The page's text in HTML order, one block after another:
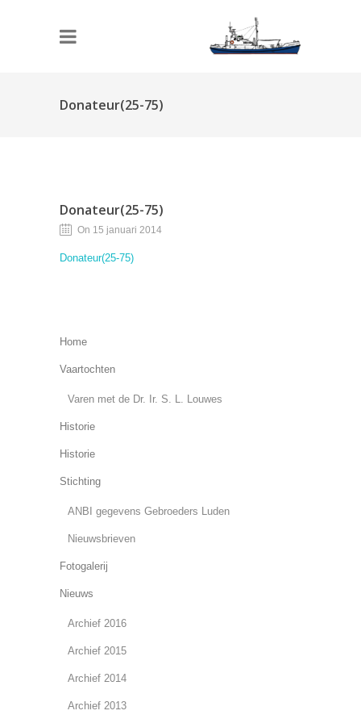
Donateur(25-75)
Donateur(25-75)
On 15 januari 2014
Donateur(25-75)
Home
Vaartochten
Varen met de Dr. Ir. S. L. Louwes
Historie
Historie
Stichting
ANBI gegevens Gebroeders Luden
Nieuwsbrieven
Fotogalerij
Nieuws
Archief 2016
Archief 2015
Archief 2014
Archief 2013